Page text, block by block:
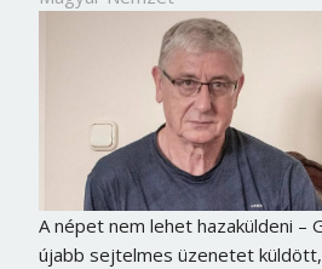
A népet nem lehet hazaküldeni –
újabb sejtelmes üzenetet
Mégse